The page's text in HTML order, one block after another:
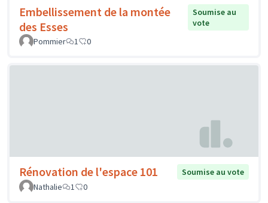
Embellissement de la montée
des Esses
Soumise au
vote
Pommier
1 0
Rénovation de l'espace 101
Soumise au vote
Nathalie
1 0